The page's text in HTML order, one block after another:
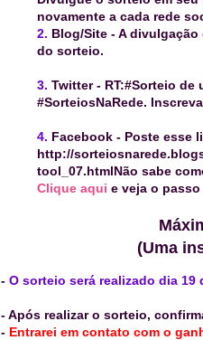
novamente a cada rede
2. Blog/Site -A divulgação
do sorteio.
3. Twitter- RT:#Sorteio de
#SorteiosNaRede.
4. Facebook - Poste esse
http://
tool_07.htmlNão sabe
Clique aqui e veja o
(Uma
- O sorteio será realizado dia 19
- Após realizar o sorteio,
- Entrarei em contato com o